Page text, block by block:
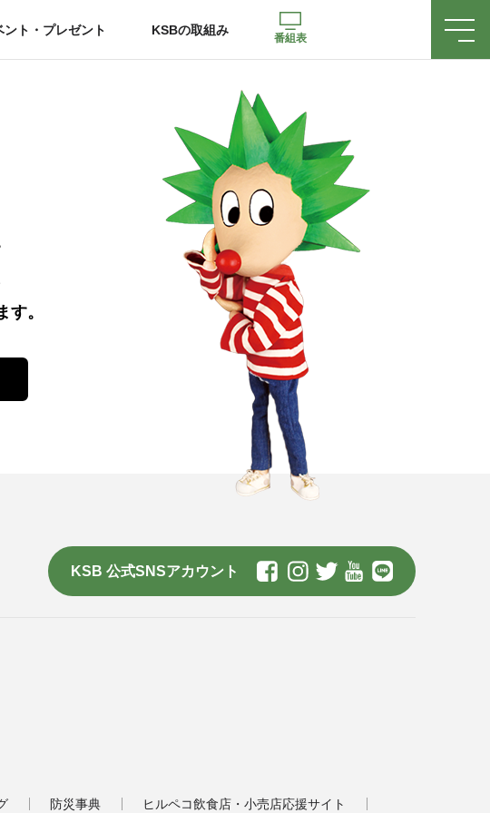
ント・プレゼント KSBの取組み
番組表
。
KSB 公式SNSアカウント
防災事典 ヒルペコ飲食店・小売店応援サイト